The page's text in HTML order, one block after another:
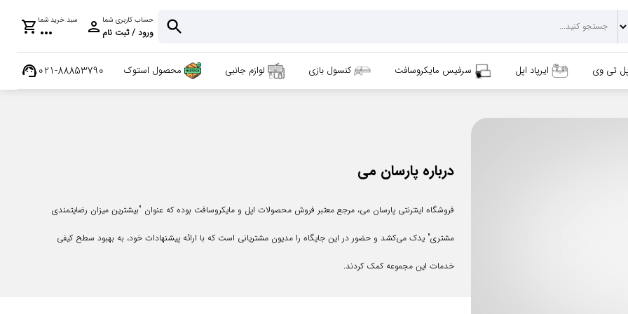
person حساب کاربری شما
ورود / ثبت نام shopping_cart سبد خرید شما
more_horiz
تی وی ایرپاد اپل سرفیس مایکروسافت کنسول بازی لوازم جانبی محصول استوک support_agent021-88853790
درباره پارسان می
فروشگاه اینترنتی پارسان می، مرجع معتبر فروش محصولات اپل و مایکروسافت بوده که عنوان "بیشترین میزان رضایتمندی
مشتری" یدک می‌کشد و حضور در این جایگاه را مدیون مشتریانی است که با ارائه پیشنهادات خود، به بهبود سطح کیفی
خدمات این مجموعه کمک کردند.